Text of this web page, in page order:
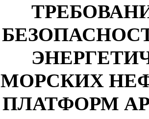
МОРСКИХ
ПЛАТФОРМ